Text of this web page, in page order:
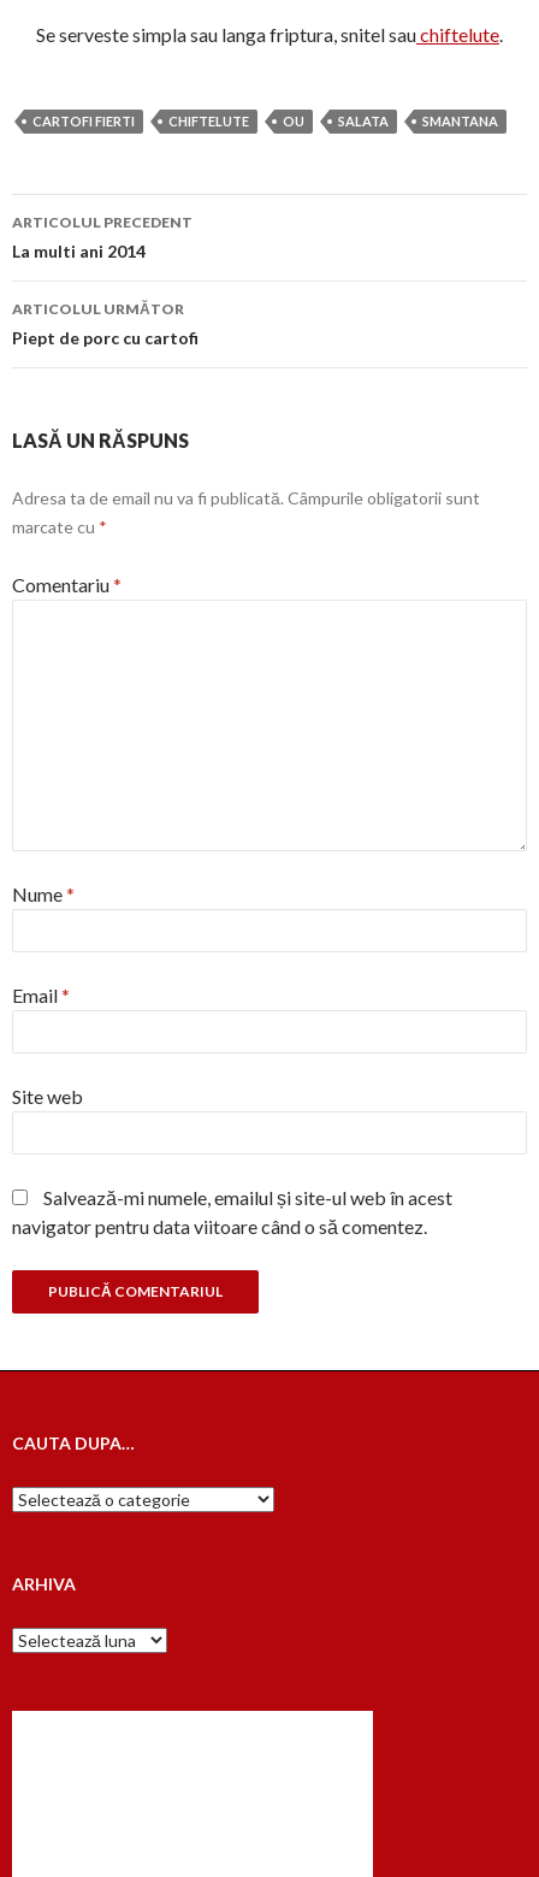
Se serveste simpla sau langa friptura, snitel sauchiftelute.
CARTOFI FIERTI CHIFTELUTE OU SALATA SMANTANA
Navigare
în
articol
ARTICOLUL PRECEDENT
La multi ani 2014
ARTICOLUL URMĂTOR
Piept de porc cu cartofi
LASĂ UN RĂSPUNS
Adresa ta de email nu va fi publicată. Câmpurile obligatorii sunt
marcate cu *
Comentariu*
Nume*
Email*
Site web
Salvează-mi numele, emailul și site-ul web în acest
navigator pentru data viitoare când o să comentez.
CAUTA DUPA…
Cauta
dupa…
ARHIVA
Arhiva